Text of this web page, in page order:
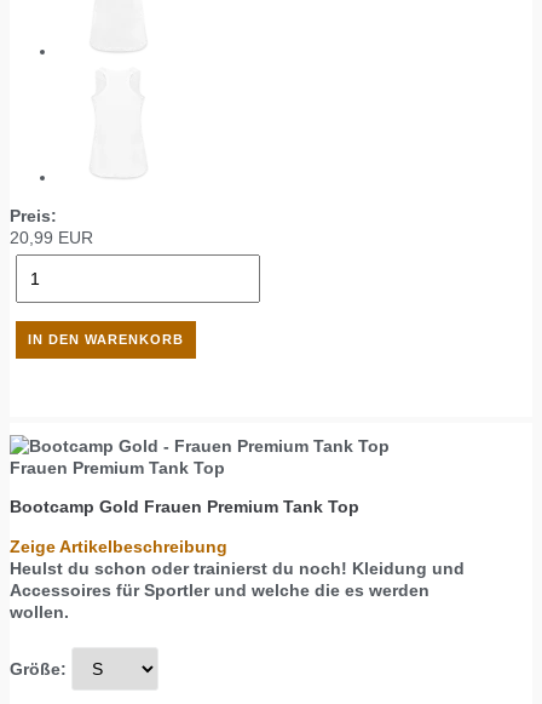
Preis:
20,99 EUR
Frauen Premium Tank Top
Bootcamp Gold Frauen Premium Tank Top
Zeige Artikelbeschreibung
Heulst du schon oder trainierst du noch! Kleidung und
Accessoires für Sportler und welche die es werden
wollen.
Größe: